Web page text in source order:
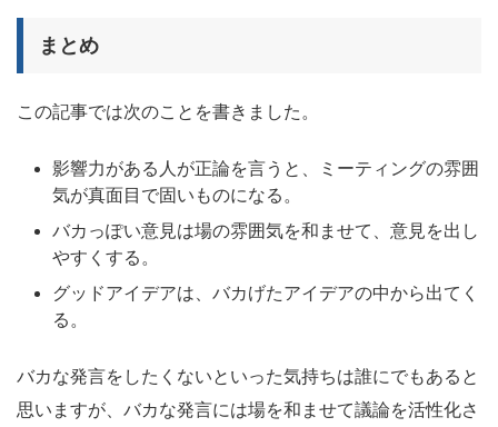
まとめ
この記事では次のことを書きました。
影響力がある人が正論を言うと、ミーティングの雰囲
気が真面目で固いものになる。
バカっぽい意見は場の雰囲気を和ませて、意見を出し
やすくする。
グッドアイデアは、バカげたアイデアの中から出てく
る。
バカな発言をしたくないといった気持ちは誰にでもあると
思いますが、バカな発言には場を和ませて議論を活性化さ